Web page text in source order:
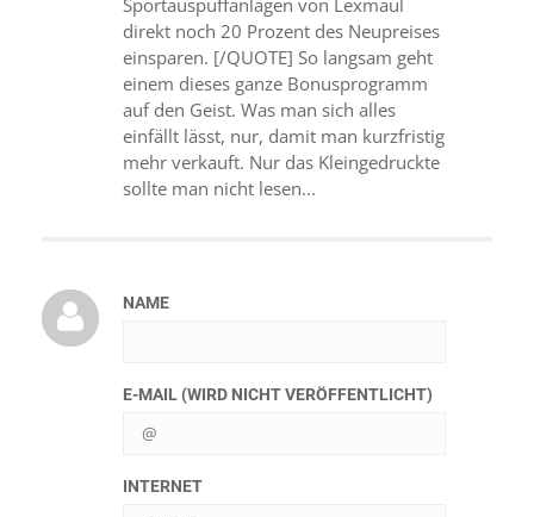
direkt noch 20 Prozent des Neupreises
einsparen. [/QUOTE] So langsam geht
einem dieses ganze Bonusprogramm
auf den Geist. Was man sich alles
einfällt lässt, nur, damit man kurzfristig
mehr verkauft. Nur das Kleingedruckte
sollte man nicht lesen...
NAME
E-MAIL (WIRD NICHT VERÖFFENTLICHT)
INTERNET